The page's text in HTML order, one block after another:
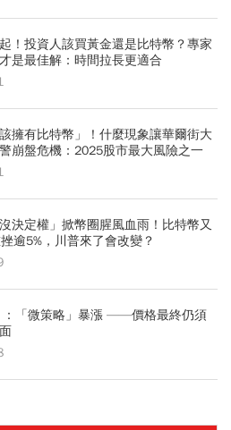
！投資人該買黃金還是比特幣？專家
是最佳解：時間拉長更適合
擁有比特幣」！什麼現象讓華爾街大
崩盤危機：2025股市最大風險之一
決定權」掀幣圈腥風血雨！比特幣又
逾5%，川普來了會改變？
：「微策略」暴漲 ——價格最終仍須